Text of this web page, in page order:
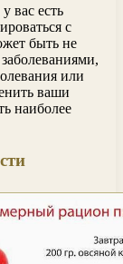
вас есть
с
быть не
или
ваши
наиболее